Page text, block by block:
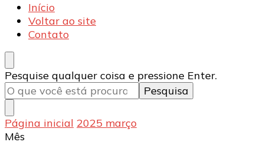
Armecânica
Blog
Início
Voltar ao site
Contato
Procurando
algo?
Pesquise qualquer coisa e pressione Enter.
Página inicial 2025 março
Mês